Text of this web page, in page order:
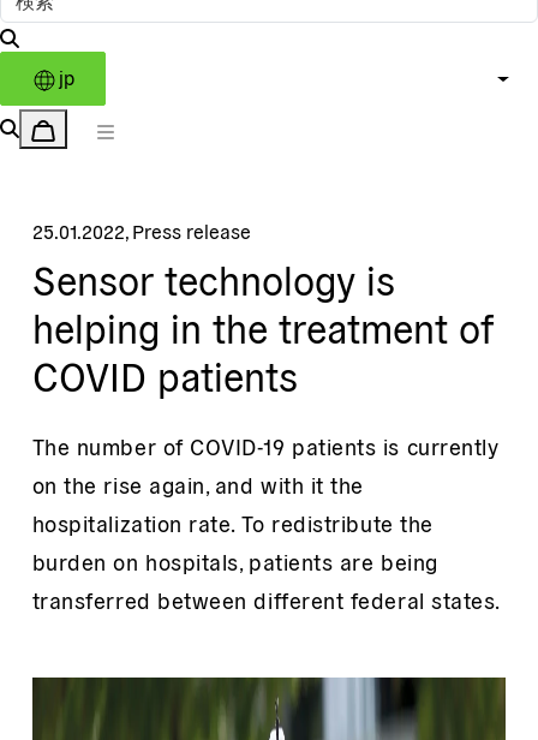
jp
25.01.2022, Press release
Sensor technology is
helping in the treatment of
COVID patients
The number of COVID-19 patients is currently
on the rise again, and with it the
hospitalization rate. To redistribute the
burden on hospitals, patients are being
transferred between different federal states.